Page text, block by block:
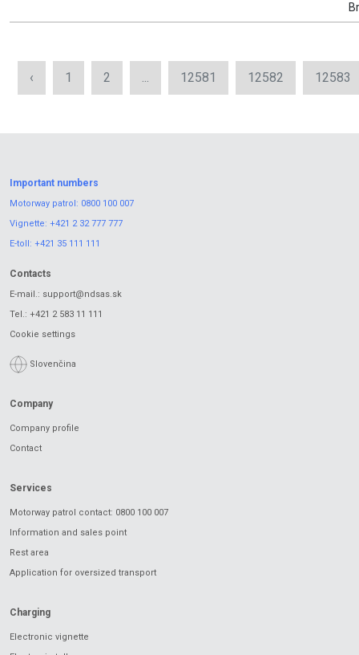
‹ 1 2 ... 12581 12582 12583
Important numbers
Motorway patrol: 0800 100 007
Vignette: +421 2 32 777 777
E-toll: +421 35 111 111
Contacts
E-mail.: support@ndsas.sk
Tel.: +421 2 583 11 111
Cookie settings
Slovenčina
Company
Company profile
Contact
Services
Motorway patrol contact: 0800 100 007
Information and sales point
Rest area
Application for oversized transport
Charging
Electronic vignette